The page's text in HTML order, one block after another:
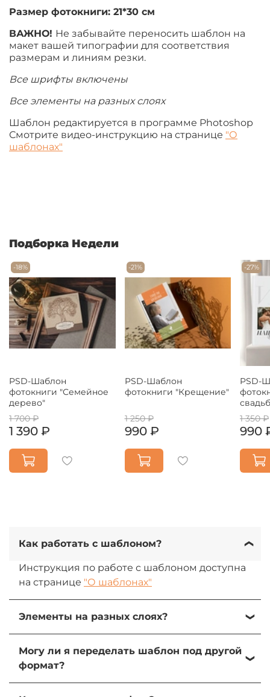
Размер фотокниги: 21*30 см
ВАЖНО! Не забывайте переносить шаблон на
макет вашей типографии для соответствия
размерам и линиям резки.
Все шрифты включены
Все элементы на разных слоях
Шаблон редактируется в программе Photoshop
Смотрите видео-инструкцию на странице "О
шаблонах"
Подборка Недели
-18%
PSD-Шаблон
фотокниги "Семейное
дерево"
1 700 ₽
1 390 ₽
-21%
PSD-Шаблон
фотокниги "Крещение"
1 250 ₽
990 ₽
-27%
PSD-
1 350 ₽
990
Как работать с шаблоном?
Инструкция по работе с шаблоном доступна
на странице "О шаблонах"
Элементы на разных слоях?
желании их можно изменить, передвинуть
или удалить.
Могу ли я переделать шаблон под другой
формат?